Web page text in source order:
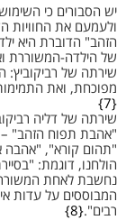
יש הסבורים כי
ולעמעם את החוויות
הזהב" הדוברת היא
של הילדה-המשוררת
שירתה של רביקוביץ:
מפוכחת, ואת
7
שירתה של דליה
"אהבת תפוח הזהב" –
"תהום קורא", "אהבה
הולחנו, דוגמת:
נחשבת לאחת
המבוססים על עדות
רבים". 8